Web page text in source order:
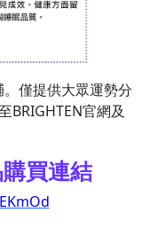
僅提供大眾運勢分
BRIGHTEN官網及
買連結